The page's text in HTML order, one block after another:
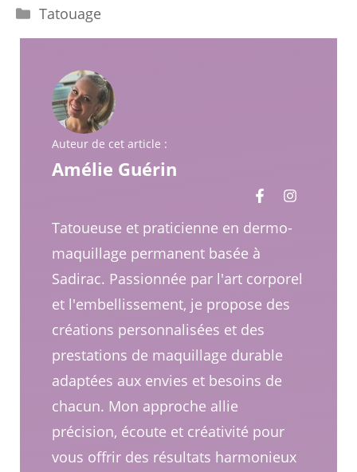
Catégories
Tatouage
Auteur de cet article :
Amélie Guérin
Tatoueuse et praticienne en dermo-
maquillage permanent basée à
Sadirac. Passionnée par l'art corporel
et l'embellissement, je propose des
créations personnalisées et des
prestations de maquillage durable
adaptées aux envies et besoins de
chacun. Mon approche allie
précision, écoute et créativité pour
vous offrir des résultats harmonieux